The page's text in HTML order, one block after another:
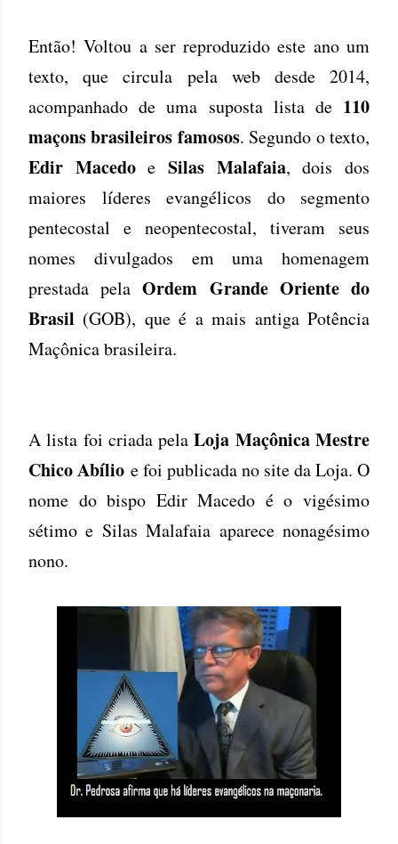
Então! Voltou a ser reproduzido este ano um
texto, que circula pela web desde 2014,
acompanhado de uma suposta lista de110
maçons brasileiros famosos. Segundo o texto,
Edir MacedoeSilas Malafaia, dois dos
maiores líderes evangélicos do segmento
pentecostal e neopentecostal, tiveram seus
nomes divulgados em uma homenagem
prestada pelaOrdem Grande Oriente do
Brasil (GOB), que é a mais antiga Potência
Maçônica brasileira.
A lista foi criada pelaLoja Maçônica Mestre
Chico Abílio e foi publicada no site da Loja. O
nome do bispo Edir Macedo é o vigésimo
sétimo e Silas Malafaia aparece nonagésimo
nono.